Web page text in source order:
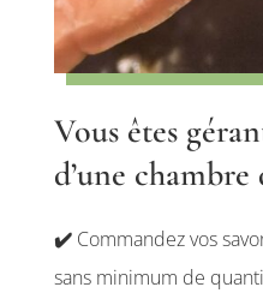
Vous êtes
d’une chambre
✔️ Commandez vos
sans minimum de